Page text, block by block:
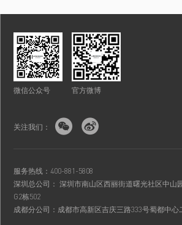
微信公众号 官方微博
关注我们：  
服务热线：400-881-5808
深圳总公司： 深圳市南山区西丽街道曙光社区中山
G2栋502
成都分公司：成都市高新区吉庆三路333号蜀都中心